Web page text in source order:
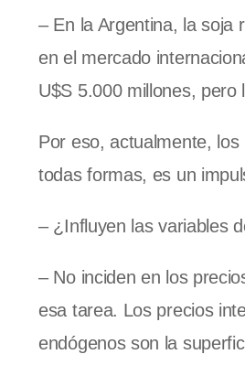
– En la Argentina, la soja
en el mercado
U$S 5.000 millones, pero
Por eso, actualmente,
todas formas, es un
– ¿Influyen las variables
– No inciden en los
esa tarea. Los precios
endógenos son la